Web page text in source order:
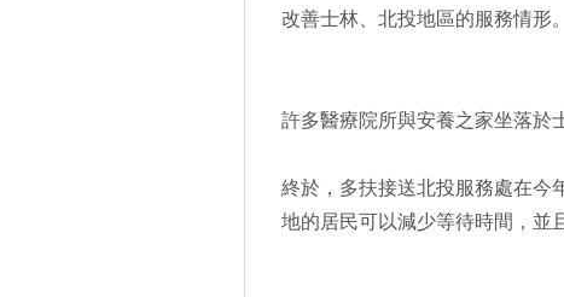
改善士林、北投地區的服務情形。
許多醫療院所與安養之家坐落於
終於，多扶接送北投服務處在今
地的居民可以減少等待時間，並